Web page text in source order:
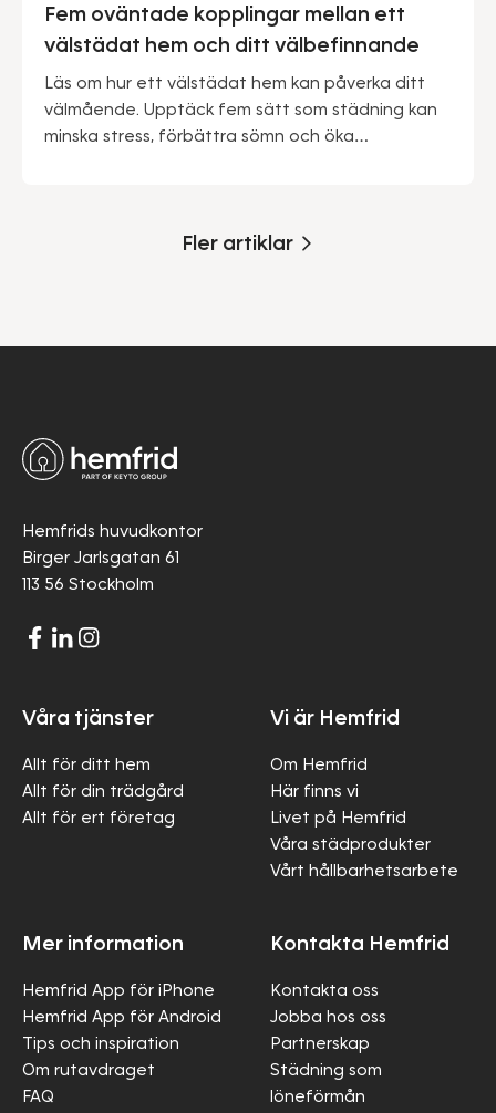
Fem oväntade kopplingar mellan ett
välstädat hem och ditt välbefinnande
Läs om hur ett välstädat hem kan påverka ditt
välmående. Upptäck fem sätt som städning kan
minska stress, förbättra sömn och öka
Fler artiklar
Hemfrids huvudkontor
Birger Jarlsgatan 61
113 56 Stockholm
Våra tjänster
Allt för ditt hem
Allt för din trädgård
Allt för ert företag
Vi är Hemfrid
Om Hemfrid
Här finns vi
Livet på Hemfrid
Våra städprodukter
Vårt hållbarhetsarbete
Mer information
Hemfrid App för iPhone
Hemfrid App för Android
Tips och inspiration
Om rutavdraget
FAQ
Kontakta Hemfrid
Kontakta oss
Jobba hos oss
Partnerskap
Städning som
löneförmån